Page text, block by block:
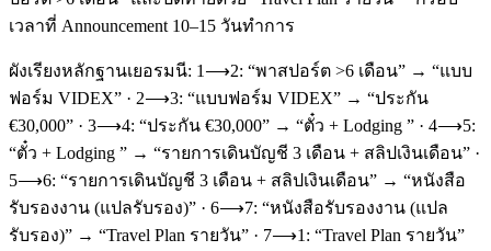
เวลาที่ Announcement 10–15 วันทำการ
ผังเรียงหลักฐานเยอรมนี: 1⟶2: “พาสปอร์ต >6 เดือน” → “แบบ
ฟอร์ม VIDEX” · 2⟶3: “แบบฟอร์ม VIDEX” → “ประกัน
€30,000” · 3⟶4: “ประกัน €30,000” → “ตั๋ว + Lodging ” · 4⟶5:
“ตั๋ว + Lodging ” → “รายการเดินบัญชี 3 เดือน + สลิปเงินเดือน” ·
5⟶6: “รายการเดินบัญชี 3 เดือน + สลิปเงินเดือน” → “หนังสือ
รับรองงาน (แปลรับรอง)” · 6⟶7: “หนังสือรับรองงาน (แปล
รับรอง)” → “Travel Plan รายวัน” · 7⟶1: “Travel Plan รายวัน”